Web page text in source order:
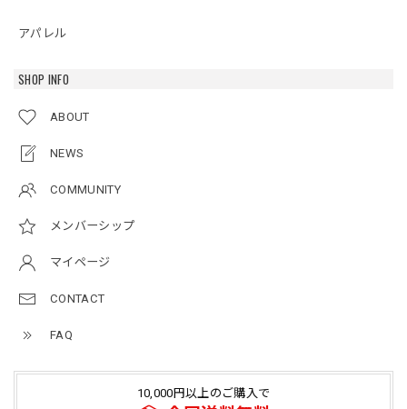
アパレル
SHOP INFO
ABOUT
NEWS
COMMUNITY
メンバーシップ
マイページ
CONTACT
FAQ
10,000円以上のご購入で